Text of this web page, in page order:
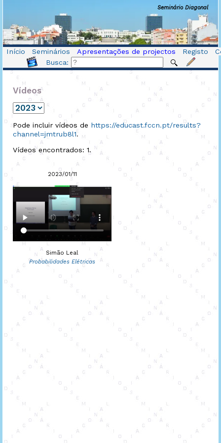
Seminário Diagonal
Início Seminários Apresentações de projectos Registo
Busca:
Vídeos
Pode incluir vídeos de https://educast.fccn.pt/results?
channel=jmtrub8l1.
Vídeos encontrados: 1.
2023/01/11
Simão Leal
Probabilidades Elétricas